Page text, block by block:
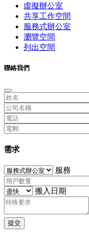
虛擬辦公室
共享工作空間
服務式辦公室
瀏覽空間
列出空間
聯絡我們
需求
服務
搬入日期
提交